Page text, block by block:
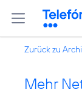
Zurück zu
Mehr